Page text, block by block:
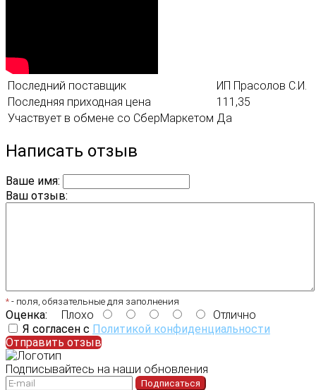
Последний поставщик
ИП Прасолов С.И.
Последняя приходная цена
111,35
Участвует в обмене со СберМаркетом Да
Написать отзыв
Ваше имя:
Ваш отзыв:
* - поля, обязательные для заполнения
Оценка: Плохо
Отлично
Я согласен с Политикой конфиденциальности
Отправить отзыв
Подписывайтесь на наши обновления
Подписаться